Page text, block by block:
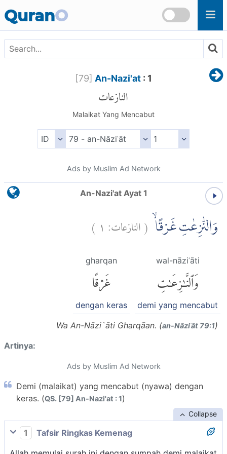
QuranO
[79] An-Nazi'at: 1
النازعات
Malaikat Yang Mencabut
Ads by Muslim Ad Network
An-Nazi'at Ayat 1
وَالنّٰزِعٰتِ غَرْقًاۙ (النازعات: ١ )
wal-nāziʿāti
وَٱلنَّٰزِعَٰتِ
demi yang mencabut
gharqan
غَرْقًا
dengan keras
Wa An-Nāzi`āti Gharqāan. (an-Nāziʿāt 79:1)
Artinya:
Ads by Muslim Ad Network
Demi (malaikat) yang mencabut (nyawa) dengan
keras. (QS. [79] An-Nazi'at : 1)
Collapse
1
Tafsir Ringkas Kemenag